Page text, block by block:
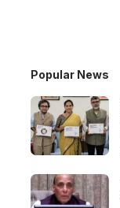
Popular News